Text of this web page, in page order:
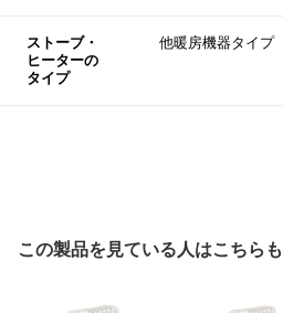
ストーブ・
ヒーターの
タイプ
他暖房機器タイプ
この製品を見ている人はこちら